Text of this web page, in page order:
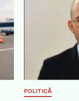
POLITICĂ